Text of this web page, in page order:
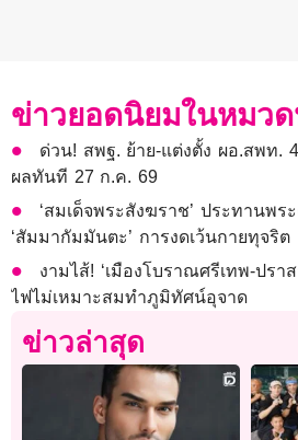
ข่าวยอดนิยมในหมว
ด่วน! สพฐ. ย้าย-แต่งตั้ง ผอ.สพท.
ผลทันที 27 ก.ค. 69
‘สมเด็จพระสังฆราช’ ประทานพ
‘สัมมากัมมันตะ’ การงดเว้นกายทุจริต
งามไส้! ‘เมืองโบราณศรีเทพ-ปรา
ไฟไม่เหมาะสมทำภูมิทัศน์อุจาด
ข่าวล่าสุด